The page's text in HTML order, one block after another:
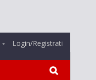
Login/Registrati